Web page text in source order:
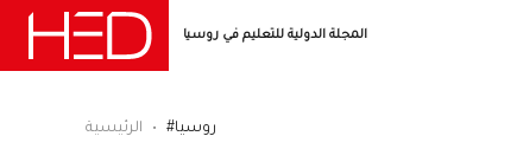
المجلة الدولية للتعليم في روسيا
الرئيسية #روسيا